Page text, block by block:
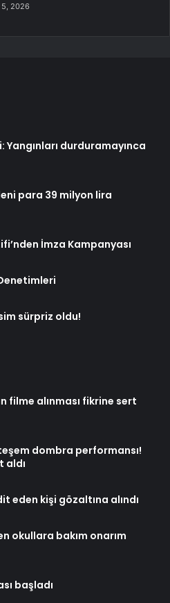
2026
durduramayınca
para 39 milyon lira
İmza Kampanyası
sürpriz oldu!
filme alınması fikrine sert
dombra performansı!
aldı
eden kişi gözaltına alındı
okullara bakım onarım
başladı